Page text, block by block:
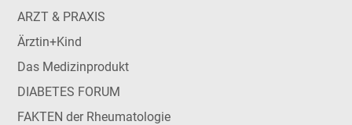
ARZT & PRAXIS
Ärztin+Kind
Das Medizinprodukt
DIABETES FORUM
FAKTEN der Rheumatologie